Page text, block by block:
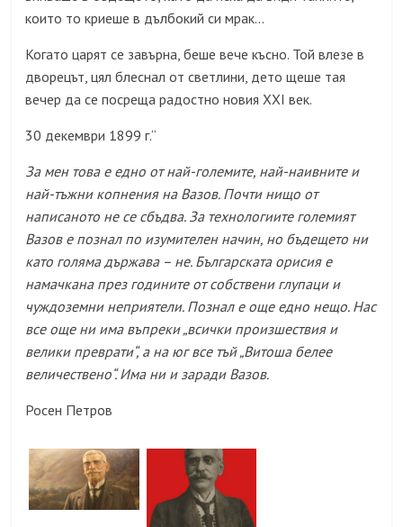
които то криеше в дълбокий си мрак…
Когато царят се завърна, беше вече късно. Той влезе в
дворецът, цял блеснал от светлини, дето щеше тая
вечер да се посреща радостно новия XXI век.
30 декември 1899 г.“
За мен това е едно от най-големите, най-наивните и
най-тъжни копнения на Вазов. Почти нищо от
написаното не се сбъдва. За технологиите големият
Вазов е познал по изумителен начин, но бъдещето ни
като голяма държава – не. Българската орисия е
намачкана през годините от собствени глупаци и
чуждоземни неприятели. Познал е още едно нещо. Нас
все още ни има въпреки „всички произшествия и
велики преврати“, а на юг все тъй „Витоша белее
величествено“. Има ни и заради Вазов.
Росен Петров